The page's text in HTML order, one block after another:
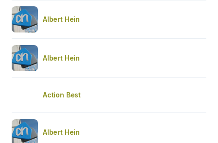
Albert Hein
Albert Hein
Action Best
Albert Hein